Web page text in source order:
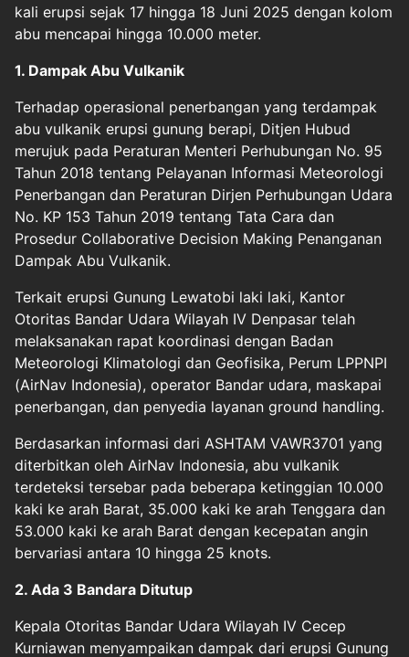
kali erupsi sejak 17 hingga 18 Juni 2025 dengan kolom
abu mencapai hingga 10.000 meter.
1. Dampak Abu Vulkanik
Terhadap operasional penerbangan yang terdampak
abu vulkanik erupsi gunung berapi, Ditjen Hubud
merujuk pada Peraturan Menteri Perhubungan No. 95
Tahun 2018 tentang Pelayanan Informasi Meteorologi
Penerbangan dan Peraturan Dirjen Perhubungan Udara
No. KP 153 Tahun 2019 tentang Tata Cara dan
Prosedur Collaborative Decision Making Penanganan
Dampak Abu Vulkanik.
Terkait erupsi Gunung Lewatobi laki laki, Kantor
Otoritas Bandar Udara Wilayah IV Denpasar telah
melaksanakan rapat koordinasi dengan Badan
Meteorologi Klimatologi dan Geofisika, Perum LPPNPI
(AirNav Indonesia), operator Bandar udara, maskapai
penerbangan, dan penyedia layanan ground handling.
Berdasarkan informasi dari ASHTAM VAWR3701 yang
diterbitkan oleh AirNav Indonesia, abu vulkanik
terdeteksi tersebar pada beberapa ketinggian 10.000
kaki ke arah Barat, 35.000 kaki ke arah Tenggara dan
53.000 kaki ke arah Barat dengan kecepatan angin
bervariasi antara 10 hingga 25 knots.
2. Ada 3 Bandara Ditutup
Kepala Otoritas Bandar Udara Wilayah IV Cecep
Kurniawan menyampaikan dampak dari erupsi Gunung